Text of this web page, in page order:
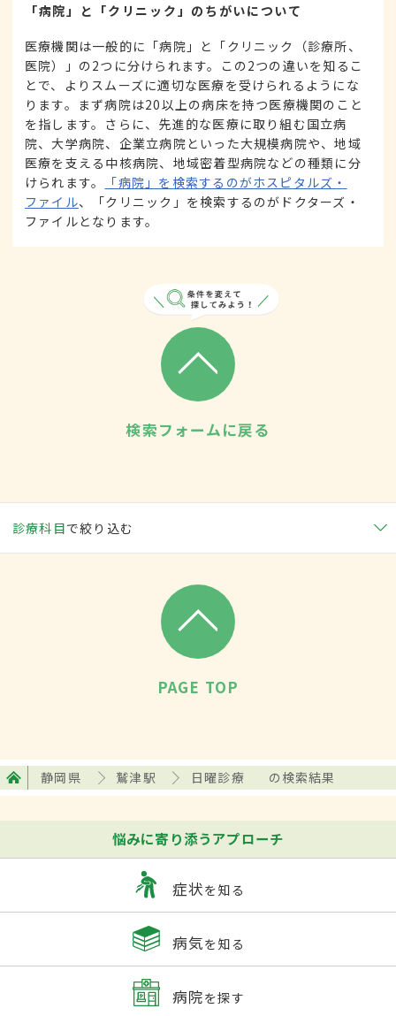
「病院」と「クリニック」のちがいについて
医療機関は一般的に「病院」と「クリニック（診療所、
医院）」の2つに分けられます。この2つの違いを知るこ
とで、よりスムーズに適切な医療を受けられるようにな
ります。まず病院は20以上の病床を持つ医療機関のこと
を指します。さらに、先進的な医療に取り組む国立病
院、大学病院、企業立病院といった大規模病院や、地域
医療を支える中核病院、地域密着型病院などの種類に分
けられます。
「病院」を検索するのがホスピタルズ・
ファイル、「クリニック」を検索するのがドクターズ・
ファイルとなります。
検索フォームに戻る
診療科目で絞り込む
PAGE TOP
静岡県 鷲津駅 日曜診療 の検索結果
悩みに寄り添うアプローチ
症状を知る
病気を知る
病院を探す